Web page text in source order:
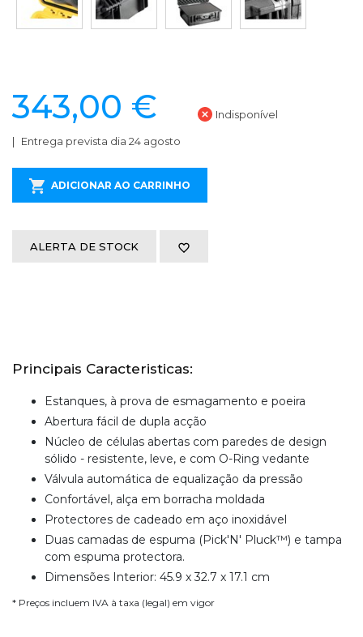
343,00 € Indisponível
Entrega prevista dia 24 agosto
ADICIONAR AO CARRINHO
ALERTA DE STOCK
Principais Caracteristicas:
Estanques, à prova de esmagamento e poeira
Abertura fácil de dupla acção
Núcleo de células abertas com paredes de design
sólido - resistente, leve, e com O-Ring vedante
Válvula automática de equalização da pressão
Confortável, alça em borracha moldada
Protectores de cadeado em aço inoxidável
Duas camadas de espuma (Pick'N' Pluck™) e tampa
com espuma protectora.
Dimensões Interior: 45.9 x 32.7 x 17.1 cm
* Preços incluem IVA à taxa (legal) em vigor